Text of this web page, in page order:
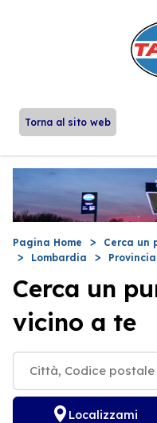
Torna al sito web
Pagina Home
Cerca un
Lombardia
Cerca un
vicino a te
Localizzami